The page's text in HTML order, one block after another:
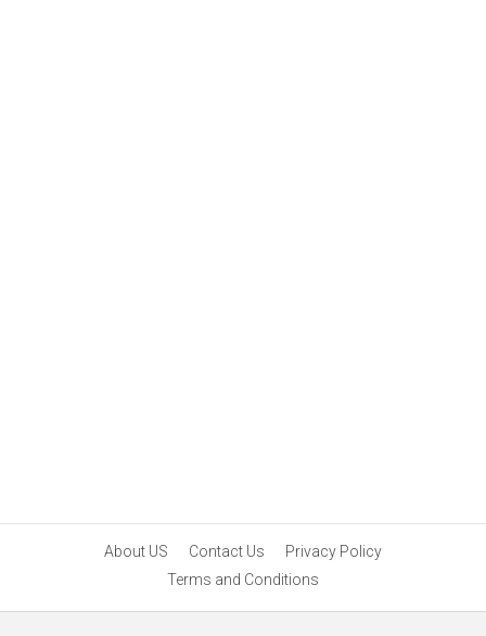
About US Contact Us
Privacy Policy
Terms and Conditions